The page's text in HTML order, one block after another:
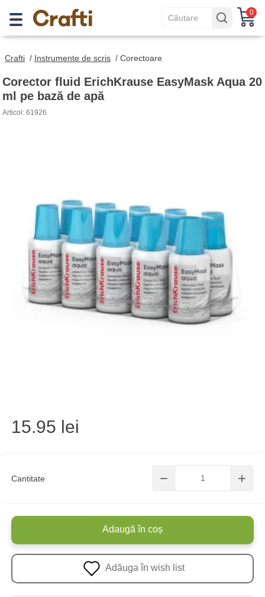
0
Crafti / Instrumente de scris / Corectoare
Corector fluid ErichKrause EasyMask Aqua 20
ml pe bază de apă
Articol: 61926
Cantitate
15.95 lei
Adaugă în coș
Adăuga în wish list